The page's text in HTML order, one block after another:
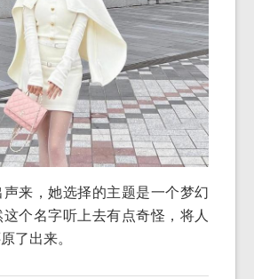
来，她选择的主题是一个梦幻
个名字听上去有点奇怪，将人
了出来。